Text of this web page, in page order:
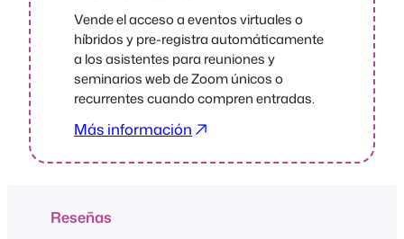
Vende el acceso a eventos virtuales o
híbridos y pre-registra automáticamente
a los asistentes para reuniones y
seminarios web de Zoom únicos o
recurrentes cuando compren entradas.
Más información
Reseñas